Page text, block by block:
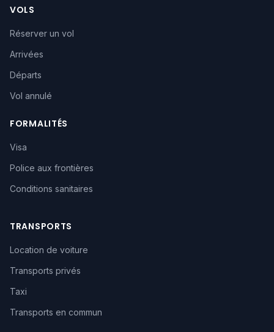
VOLS
Réserver un vol
Arrivées
Départs
Vol annulé
FORMALITÉS
Visa
Police aux frontières
Conditions sanitaires
TRANSPORTS
Location de voiture
Transports privés
Taxi
Transports en commun